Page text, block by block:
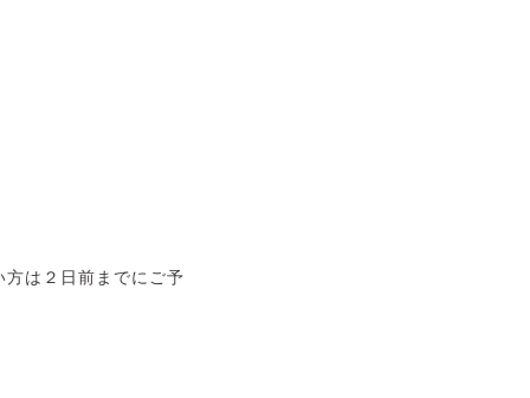
は２日前までにご予